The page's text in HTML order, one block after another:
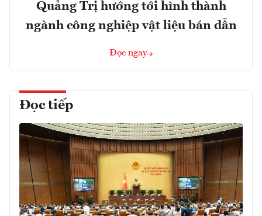
Quảng Trị hướng tới hình thành
ngành công nghiệp vật liệu bán dẫn
Đọc ngay
Đọc tiếp